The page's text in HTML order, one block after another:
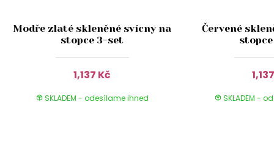
Modře zlaté skleněné svícny na
stopce 3-set
1,137 Kč
SKLADEM - odesílame ihned
Červené
SKLADEM -